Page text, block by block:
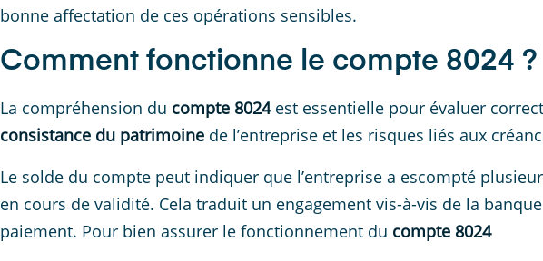
bonne affectation de ces opérations sensibles.
Comment fonctionne le compte 8024 ?
La compréhension du compte 8024 est essentielle pour évaluer
consistance du patrimoine de l’entreprise et les risques liés aux
Le solde du compte peut indiquer que l’entreprise a escompté
en cours de validité. Cela traduit un engagement vis-à-vis de la
paiement. Pour bien assurer le fonctionnement du compte 8024